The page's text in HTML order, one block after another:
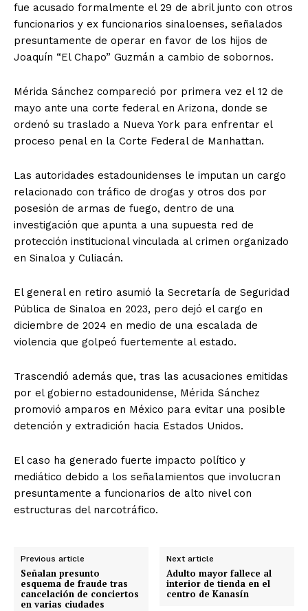
fue acusado formalmente el 29 de abril junto con otros
funcionarios y ex funcionarios sinaloenses, señalados
presuntamente de operar en favor de los hijos de
Joaquín “El Chapo” Guzmán a cambio de sobornos.
Mérida Sánchez compareció por primera vez el 12 de
mayo ante una corte federal en Arizona, donde se
ordenó su traslado a Nueva York para enfrentar el
proceso penal en la Corte Federal de Manhattan.
Las autoridades estadounidenses le imputan un cargo
relacionado con tráfico de drogas y otros dos por
posesión de armas de fuego, dentro de una
investigación que apunta a una supuesta red de
protección institucional vinculada al crimen organizado
en Sinaloa y Culiacán.
El general en retiro asumió la Secretaría de Seguridad
Pública de Sinaloa en 2023, pero dejó el cargo en
diciembre de 2024 en medio de una escalada de
violencia que golpeó fuertemente al estado.
Trascendió además que, tras las acusaciones emitidas
por el gobierno estadounidense, Mérida Sánchez
promovió amparos en México para evitar una posible
detención y extradición hacia Estados Unidos.
El caso ha generado fuerte impacto político y
mediático debido a los señalamientos que involucran
presuntamente a funcionarios de alto nivel con
estructuras del narcotráfico.
Previous article
Señalan presunto
esquema de fraude tras
cancelación de conciertos
en varias ciudades
Next article
Adulto mayor fallece al
interior de tienda en el
centro de Kanasín